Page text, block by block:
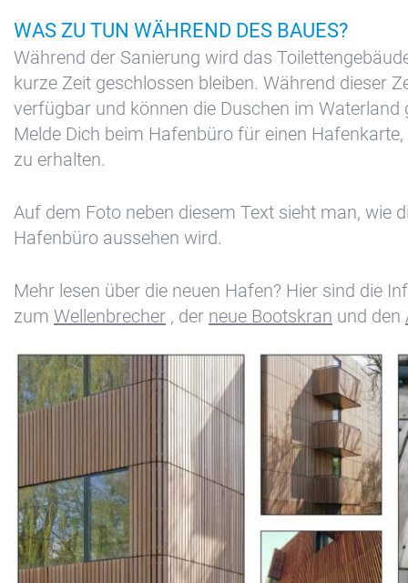
WAS ZU TUN WÄHREND DES BAUES?
Während der Sanierung wird das
kurze Zeit geschlossen bleiben. Während dieser
verfügbar und können die Duschen im Waterland
Melde Dich beim Hafenbüro für einen
zu erhalten.
Auf dem Foto neben diesem Text sieht man, wie
Hafenbüro aussehen wird.
Mehr lesen über die neuen Hafen? Hier sind die
zum Wellenbrecher , der neue Bootskran und den